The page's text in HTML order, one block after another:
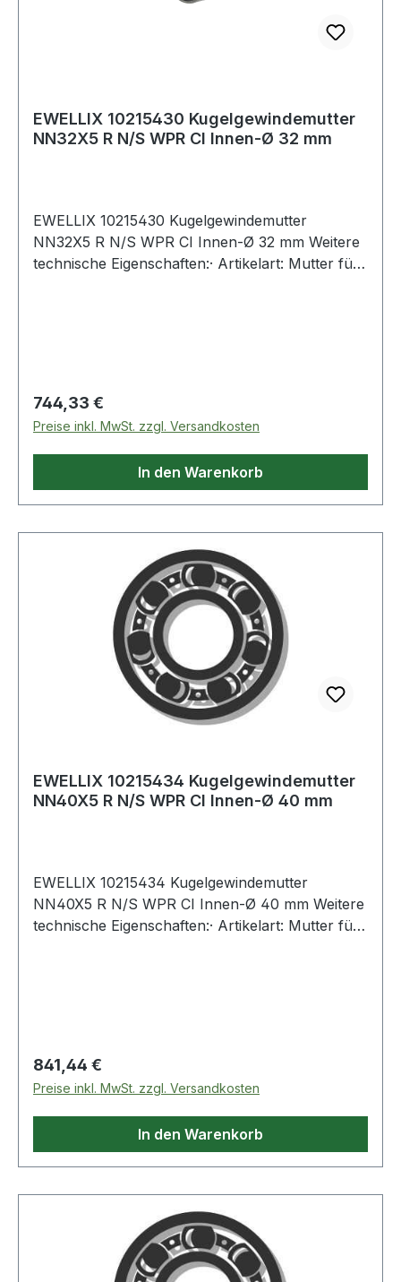
EWELLIX 10215430 Kugelgewindemutter
NN32X5 R N/S WPR CI Innen-Ø 32 mm
EWELLIX 10215430 Kugelgewindemutter
NN32X5 R N/S WPR CI Innen-Ø 32 mm Weitere
technische Eigenschaften:· Artikelart: Mutter für
Regulärer Preis:
744,33 €
Preise inkl. MwSt. zzgl. Versandkosten
In den Warenkorb
EWELLIX 10215434 Kugelgewindemutter
NN40X5 R N/S WPR CI Innen-Ø 40 mm
EWELLIX 10215434 Kugelgewindemutter
NN40X5 R N/S WPR CI Innen-Ø 40 mm Weitere
technische Eigenschaften:· Artikelart: Mutter für
Regulärer Preis:
841,44 €
Preise inkl. MwSt. zzgl. Versandkosten
In den Warenkorb